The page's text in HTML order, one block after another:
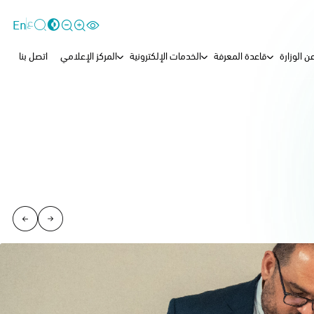
عEn
الوزارة قاعدة المعرفة الخدمات الإلكترونية المركز الإعلامي اتصل بنا